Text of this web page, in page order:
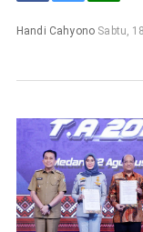
Handi Cahyono Sabtu,